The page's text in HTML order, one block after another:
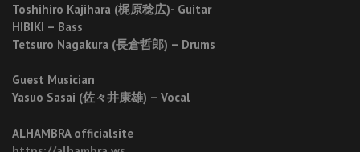
Toshihiro Kajihara (梶原稔広)- Guitar
HIBIKI – Bass
Tetsuro Nagakura (長倉哲郎) – Drums
Guest Musician
Yasuo Sasai (佐々井康雄) – Vocal
ALHAMBRA officialsite